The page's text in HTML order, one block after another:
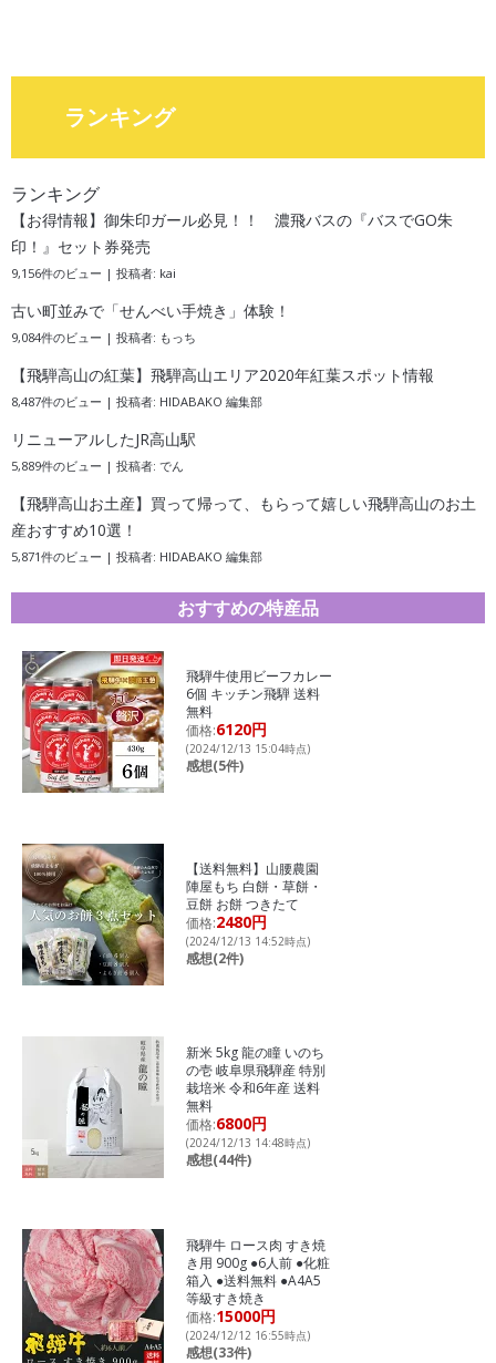
ランキング
ランキング
【お得情報】御朱印ガール必見！！ 濃飛バスの『バスでGO朱
印！』セット券発売
9,156件のビュー | 投稿者: kai
古い町並みで「せんべい手焼き」体験！
9,084件のビュー | 投稿者: もっち
【飛騨高山の紅葉】飛騨高山エリア2020年紅葉スポット情報
8,487件のビュー | 投稿者: HIDABAKO 編集部
リニューアルしたJR高山駅
5,889件のビュー | 投稿者: でん
【飛騨高山お土産】買って帰って、もらって嬉しい飛騨高山のお土
産おすすめ10選！
5,871件のビュー | 投稿者: HIDABAKO 編集部
おすすめの特産品
飛騨牛使用ビーフカレー
6個 キッチン飛騨 送料
無料
価格:6120円
(2024/12/13 15:04時点)
感想(5件)
【送料無料】山腰農園
陣屋もち 白餅・草餅・
豆餅 お餅 つきたて
価格:2480円
(2024/12/13 14:52時点)
感想(2件)
新米 5kg 龍の瞳 いのち
の壱 岐阜県飛騨産 特別
栽培米 令和6年産 送料
無料
価格:6800円
(2024/12/13 14:48時点)
感想(44件)
飛騨牛 ロース肉 すき焼
き用 900g ●6人前 ●化粧
箱入 ●送料無料 ●A4A5
等級すき焼き
価格:15000円
(2024/12/12 16:55時点)
感想(33件)